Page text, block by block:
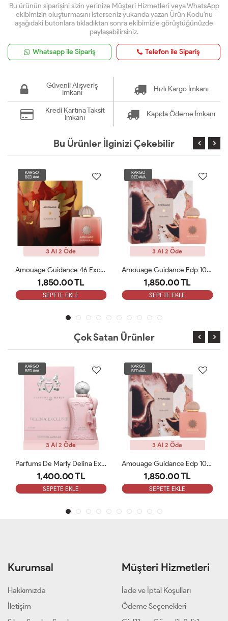
Bu ürünün siparişini sizin yerinize Müşteri Hizmetleri veya WhatsApp
ekibimizin oluşturmasını isterseniz yukarıda yazan Ürün Kodu'nu
aşağıdaki butonlara tıkladıktan sonra ekibimizle görüştüğünüzde
paylaşabilirsiniz.
Whatsapp ile Sipariş Telefon ile Sipariş
Güvenli Alışveriş
İmkanı
Hızlı Kargo İmkanı
Kredi Kartına Taksit
İmkanı
Kapıda Ödeme İmkanı
Bu Ürünler İlginizi Çekebilir
KARGO
BEDAVA
3 Al 2 Öde
Amouage Guidance 46 Exceptional Extrait 100ml Kadın Parfüm ARC
1,850.00 TL
SEPETE EKLE
KARGO
BEDAVA
3 Al 2 Öde
Amouage Guidance Edp 100 Ml Bayan Parfüm ARC
1,850.00 TL
SEPETE EKLE
Çok Satan Ürünler
KARGO
BEDAVA
3 Al 2 Öde
Parfums De Marly Delina Exclusive EDP Kadın 75ml Parfüm ARC
1,400.00 TL
SEPETE EKLE
KARGO
BEDAVA
3 Al 2 Öde
Amouage Guidance Edp 100 Ml Bayan Parfüm ARC
1,850.00 TL
SEPETE EKLE
Kurumsal
Hakkımızda
İletişim
Müşteri Hizmetleri
İade ve İptal Koşulları
Ödeme Seçenekleri